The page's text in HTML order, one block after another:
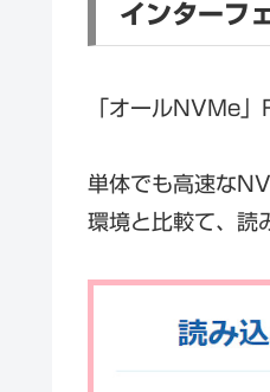
インターフ
「オールNVMe
単体でも高速な
環境と比較て、読